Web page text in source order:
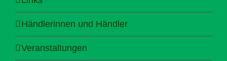
Händlerinnen und Händler
Veranstaltungen